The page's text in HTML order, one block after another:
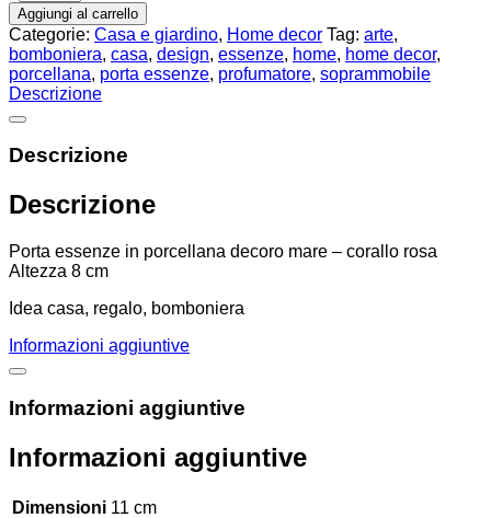
Aggiungi al carrello
Categorie: Casa e giardino, Home decor Tag: arte,
bomboniera, casa, design, essenze, home, home decor,
porcellana, porta essenze, profumatore, soprammobile
Descrizione
Descrizione
Descrizione
Porta essenze in porcellana decoro mare – corallo rosa
Altezza 8 cm
Idea casa, regalo, bomboniera
Informazioni aggiuntive
Informazioni aggiuntive
Informazioni aggiuntive
Dimensioni 11 cm